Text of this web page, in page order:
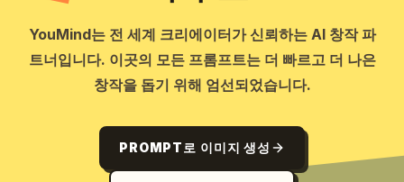
YouMind는 전 세계 크리에이터가 신뢰하는 AI 창작 파
트너입니다. 이곳의 모든 프롬프트는 더 빠르고 더 나은
창작을 돕기 위해 엄선되었습니다.
PROMPT로 이미지 생성